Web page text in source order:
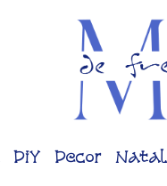
DiY Decor Natal